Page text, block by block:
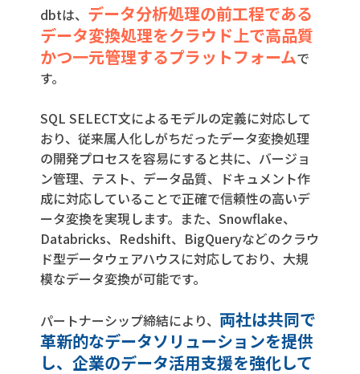
dbtは、 データ分析処理の前工程である
データ変換処理をクラウド上で高品質
かつ一元管理するプラットフォームで
す。
SQL SELECT文によるモデルの定義に対応して
おり、従来属人化しがちだったデータ変換処理
の開発プロセスを容易にすると共に、バージョ
ン管理、テスト、データ品質、ドキュメント作
成に対応していることで正確で信頼性の高いデ
ータ変換を実現します。また、Snowflake、
Databricks、Redshift、BigQueryなどのクラウ
ド型データウェアハウスに対応しており、大規
模なデータ変換が可能です。
パートナーシップ締結により、 両社は共同で
革新的なデータソリューションを提供
し、企業のデータ活用支援を強化して